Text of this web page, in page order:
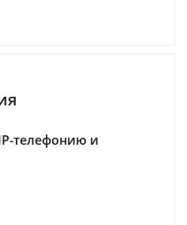
телефонию и